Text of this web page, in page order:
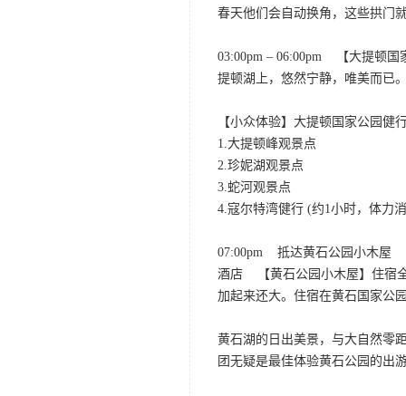
春天他们会自动换角，这些拱门
03:00pm – 06:00pm 【大提顿国
提顿湖上，悠然宁静，唯美而已
【小众体验】大提顿国家公园健
1.大提顿峰观景点
2.珍妮湖观景点
3.蛇河观景点
4.寇尔特湾健行 (约1小时，体力
07:00pm 抵达黄石公园小木屋
酒店 【黄石公园小木屋】住宿
加起来还大。住宿在黄石国家公
黄石湖的日出美景，与大自然零
团无疑是最佳体验黄石公园的出